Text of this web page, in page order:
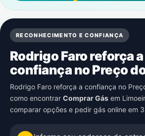
RECONHECIMENTO E CONFIANÇA
Rodrigo Faro reforça a
confiança no Preço
Rodrigo Faro reforça a confiança no
como encontrar Comprar Gás em
comparar opções e pedir gás online em